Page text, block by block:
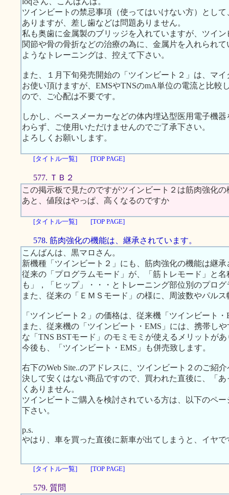
ツインビートの禁忌事項（使ってはいけない方）とし
ありますが、差し歯などは問題ありません。
私も奥歯に金属製のブリッジを入れていますが、ツイ
関節や骨の骨折などの治療の為に、金属片を入れられ
ようなトレーニングは、控えて下さい。
また、１月下旬発売開始の「ツインビート２」は、マ
お使い頂けますが、EMSやTNSのmA単位の電流と比較
ので、ご心配は不要です。
しかし、ペースメーカーなどの体内埋込型医用電子機
わらず、ご使用いただけませんのでご了承下さい。
よろしくお願いします。
[タイトル一覧] [TOP PAGE]
577. ＴＢ２
この掲示板で見たのですがツインビート２は筋肉強化
あと、値段はやっぱ、高くなるのですか
[タイトル一覧] [TOP PAGE]
578. 筋肉強化の機能は、継承されています。
こんばんは、黒マロさん。
新機種「ツインビート２」にも、筋肉強化の機能は継
従来の「プログラムモード」が、「筋トレモード」と
も」，「ヒップ」・・・とトレーニング部位別のプロ
また、従来の「ＥＭＳモード」の様に、周波数やパル
「ツインビート２」の価格は、従来機「ツインビート
また、従来機の「ツインビート・EMS」には、携帯し
な「TNS BSTモード」のモミモミが使えるメリットが
今後も、「ツインビート・EMS」も併売致します。
右下のWeb Site..のアドレスに、ツインビート２のご紹
決して安くはない商品ですので、買われた直後に、「
くありません。
ツインビートご購入を検討されている方は、以下のペ
下さい。
p.s.
やはり、車を買った直後に新車が出てしまうと、イヤ
[タイトル一覧] [TOP PAGE]
579. 質問